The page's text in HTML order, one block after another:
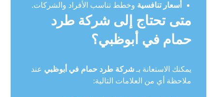
أسعار تنافسية وخطط تناسب الأفراد والشركات.
متى تحتاج إلى شركة طرد
حمام في أبوظبي؟
يمكنك الاستعانة بـشركة طرد حمام في أبوظبي عند
ملاحظة أي من العلامات التالية: